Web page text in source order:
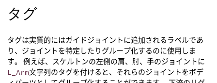
タグ
タグは実質的にはガイドジョイントに追加されるラベルであ
り、ジョイントを特定したりグループ化するのに使用しま
す。 例えば、スケルトンの左側の肩、肘、手のジョイントに
L_Arm文字列のタグを付けると、それらのジョイントをボデ